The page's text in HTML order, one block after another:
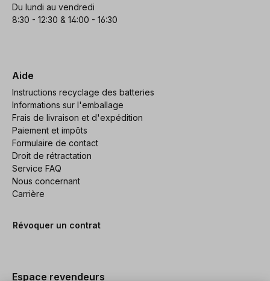
Du lundi au vendredi
8:30 - 12:30 & 14:00 - 16:30
Aide
Instructions recyclage des batteries
Informations sur l'emballage
Frais de livraison et d'expédition
Paiement et impôts
Formulaire de contact
Droit de rétractation
Service FAQ
Nous concernant
Carrière
Révoquer un contrat
Espace revendeurs